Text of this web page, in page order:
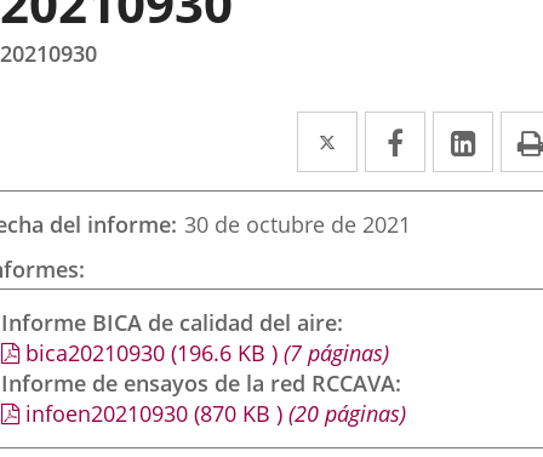
20210930
Twitter
Enlace
a
una
externa.
Facebook
Enlace
a
una
externa.
a
del informe 30 de octubre de 2021
Informe BICA de calidad del aire
bica20210930 (196.6 KB ) (7 páginas)
Informe de ensayos de la red RCCAVA
infoen20210930 (870 KB ) (20 páginas)